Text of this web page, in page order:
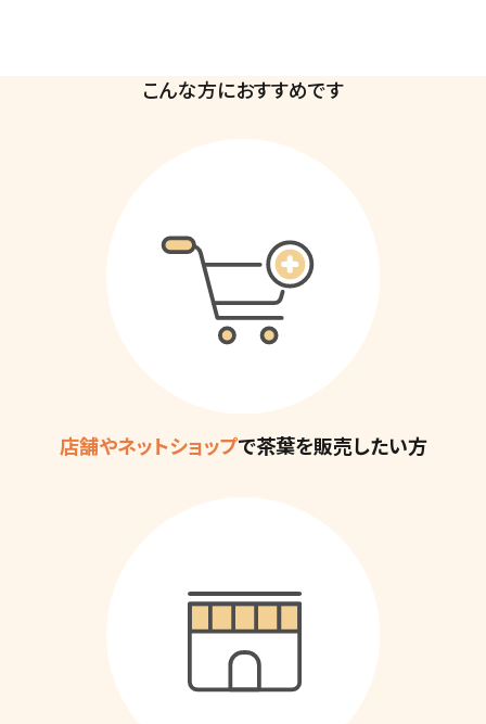
こんな方におすすめです
店舗やネットショップで茶葉を販売したい方